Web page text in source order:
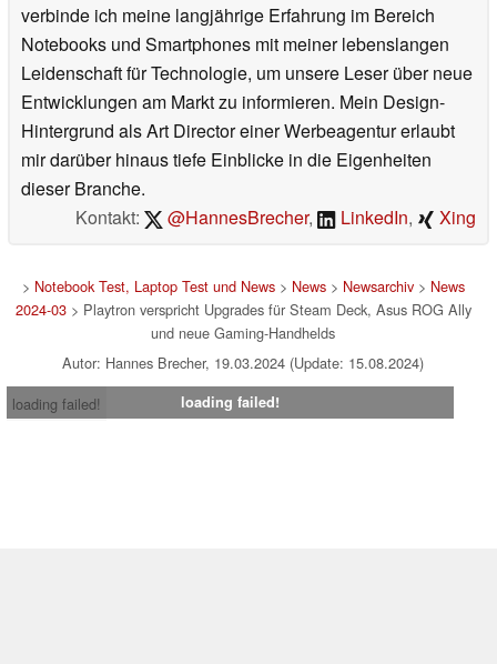
verbinde ich meine langjährige Erfahrung im Bereich
Notebooks und Smartphones mit meiner lebenslangen
Leidenschaft für Technologie, um unsere Leser über neue
Entwicklungen am Markt zu informieren. Mein Design-
Hintergrund als Art Director einer Werbeagentur erlaubt
mir darüber hinaus tiefe Einblicke in die Eigenheiten
dieser Branche.
Kontakt:
@HannesBrecher, LinkedIn, Xing
> Notebook Test, Laptop Test und News> News> Newsarchiv> News
2024-03> Playtron verspricht Upgrades für Steam Deck, Asus ROG Ally
und neue Gaming-Handhelds
Autor: Hannes Brecher, 19.03.2024 (Update: 15.08.2024)
loading failed!
loading failed!